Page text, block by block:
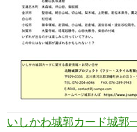
いしかわ城郭カード城郭